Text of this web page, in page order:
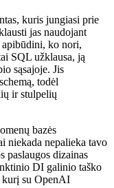
kuris jungiasi prie
jas naudojant
apibūdini, ko nori,
SQL užklausa, ją
sąsajoje. Jis
todėl
ir stulpelių
bazės
niekada nepalieka tavo
paslaugos dizainas
DI galinio taško
kurį su OpenAI